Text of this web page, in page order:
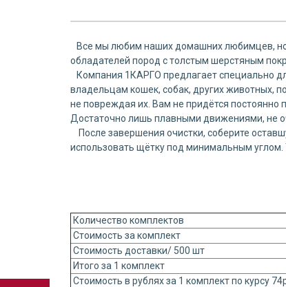
Все мы любим наших домашних любимцев,
обладателей пород с толстым шерстяным
Компания 1КАРГО предлагает специально
владельцам кошек, собак, других живoтных,
не повреждая их. Вам не придётся постоянно
Достаточно лишь плавными движениями, не
После завершения очистки, соберите
использовать щётку под минимальным углом.
Количество комплектов
Стоимость за комплект
Стоимость доставки/ 500 шт
Итого за 1 комплект
Стоимость в рублях за 1 комплект по курсу